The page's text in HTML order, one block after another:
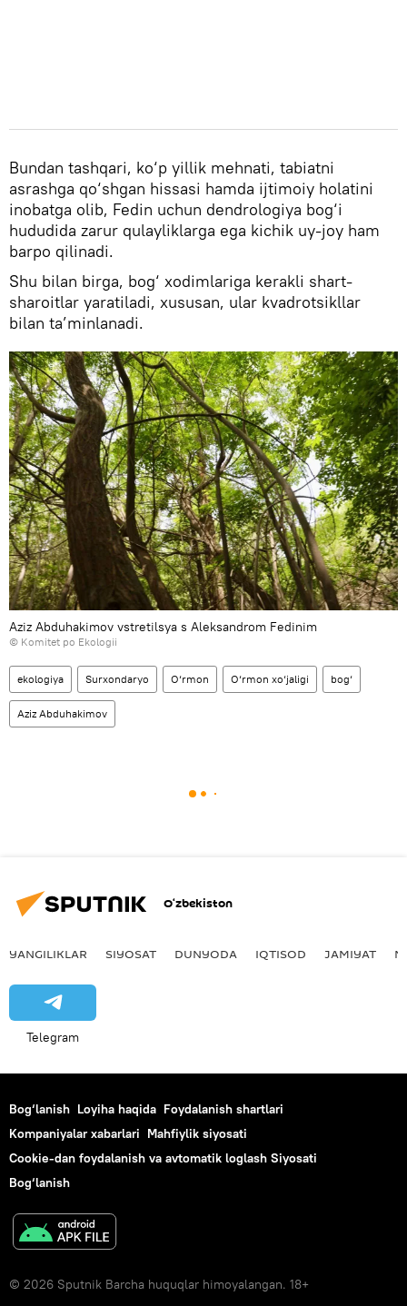
Bundan tashqari, ko‘p yillik mehnati, tabiatni
asrashga qo‘shgan hissasi hamda ijtimoiy holatini
inobatga olib, Fedin uchun dendrologiya bog‘i
hududida zarur qulayliklarga ega kichik uy-joy ham
barpo qilinadi.
Shu bilan birga, bog‘ xodimlariga kerakli shart-
sharoitlar yaratiladi, xususan, ular kvadrotsikllar
bilan ta’minlanadi.
Aziz Abduhakimov vstretilsya s Aleksandrom Fedinim
© Komitet po Ekologii
ekologiya Surxondaryo O‘rmon O‘rmon xo‘jaligi bog‘
Aziz Abduhakimov
O‘zbekiston
YANGILIKLAR SIYOSAT DUNYODA IQTISOD JAMIYAT
Telegram
Bog‘lanish Loyiha haqida Foydalanish shartlari
Kompaniyalar xabarlari Mahfiylik siyosati
Cookie-dan foydalanish va avtomatik loglash Siyosati
Bog‘lanish
© 2026 Sputnik Barcha huquqlar himoyalangan. 18+